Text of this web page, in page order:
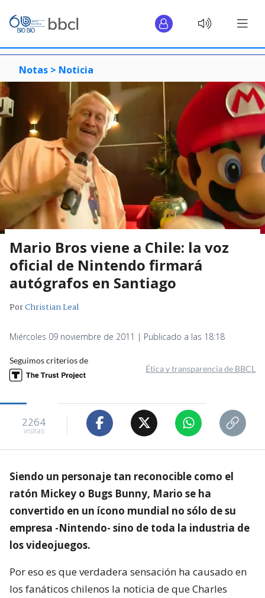
Notas > Noticia
Mario Bros viene a Chile: la voz
oficial de Nintendo firmará
autógrafos en Santiago
PorChristian Leal
Miércoles 09 noviembre de 2011 | Publicado a las 18:18
Seguimos criterios de
Ética y transparencia de BBCL
2264
visitas
Siendo un personaje tan reconocible como el
ratón Mickey o Bugs Bunny, Mario se ha
convertido en un ícono mundial no sólo de su
empresa -Nintendo- sino de toda la industria de
los videojuegos.
Por eso es que verdadera sensación ha causado en
los fanáticos chilenos la noticia de que Charles